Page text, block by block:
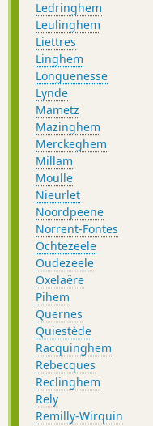
Ledringhem
Leulinghem
Liettres
Linghem
Longuenesse
Lynde
Mametz
Mazinghem
Merckeghem
Millam
Moulle
Nieurlet
Noordpeene
Norrent-Fontes
Ochtezeele
Oudezeele
Oxelaëre
Pihem
Quernes
Quiestède
Racquinghem
Rebecques
Reclinghem
Rely
Remilly-Wirquin